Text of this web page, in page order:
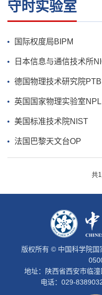
守时实验室
国际权度局BIPM
日本信息与通信技术所
德国物理技术研究院PTB
英国国家物理实验室NPL
美国标准技术院NIST
法国巴黎天文台OP
共
版权所有 © 中国科学院
地址：陕西省西安市临
电话：029-